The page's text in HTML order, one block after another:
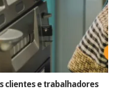
clientes e trabalhadores